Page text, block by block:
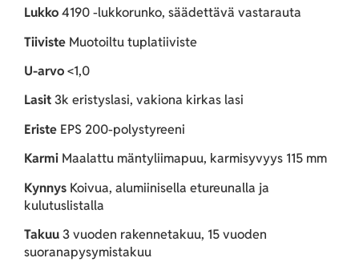
Lukko4190 -lukkorunko, säädettävä vastarauta
Tiiviste Muotoiltu tuplatiiviste
U-arvo<1,0
Lasit3k eristyslasi, vakiona kirkas lasi
Eriste EPS 200-polystyreeni
Karmi Maalattu mäntyliimapuu, karmisyvyys 115 mm
Kynnys Koivua, alumiinisella etureunalla ja
kulutuslistalla
Takuu3 vuoden rakennetakuu, 15 vuoden
suoranapysymistakuu